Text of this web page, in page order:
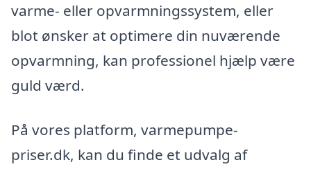
varme- eller opvarmningssystem, eller
blot ønsker at optimere din nuværende
opvarmning, kan professionel hjælp være
guld værd.
På vores platform, varmepumpe-
priser.dk, kan du finde et udvalg af